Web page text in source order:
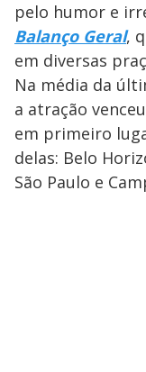
pelo humor e
Balanço Geral,
em diversas
Na média da
a atração
em primeiro
delas: Belo
São Paulo e